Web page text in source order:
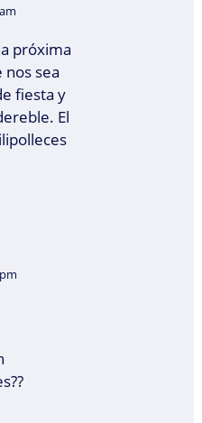
próxima
sea
fiesta y
El